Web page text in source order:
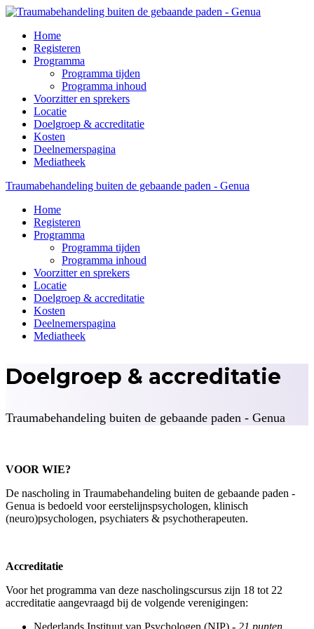
Home
Registeren
Programma
Programma tijden
Programma inhoud
Voorzitter en sprekers
Locatie
Doelgroep & accreditatie
Kosten
Deelnemerspagina
Mediatheek
Traumabehandeling buiten de gebaande paden - Genua
Home
Registeren
Programma
Programma tijden
Programma inhoud
Voorzitter en sprekers
Locatie
Doelgroep & accreditatie
Kosten
Deelnemerspagina
Mediatheek
Doelgroep & accreditatie
Traumabehandeling buiten de gebaande paden - Genua
VOOR WIE?
De nascholing in Traumabehandeling buiten de gebaande paden -
Genua is bedoeld voor eerstelijnspsychologen, klinisch
(neuro)psychologen, psychiaters & psychotherapeuten.
Accreditatie
Voor het programma van deze nascholingscursus zijn 18 tot 22
accreditatie aangevraagd bij de volgende verenigingen:
Nederlands Instituut van Psychologen (NIP) - 21 punten